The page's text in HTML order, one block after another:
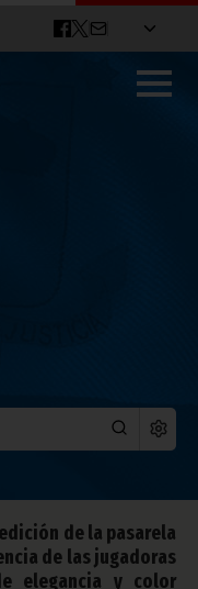
al mejor
sesión de
de la pasarela
de las jugadoras
elegancia y color